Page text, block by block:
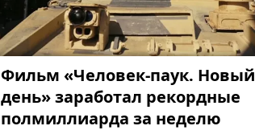
Фильм «Человек-паук. Новый
день» заработал рекордные
полмиллиарда за неделю